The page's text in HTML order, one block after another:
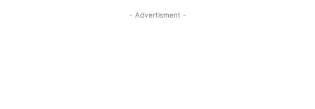
- Advertisment -